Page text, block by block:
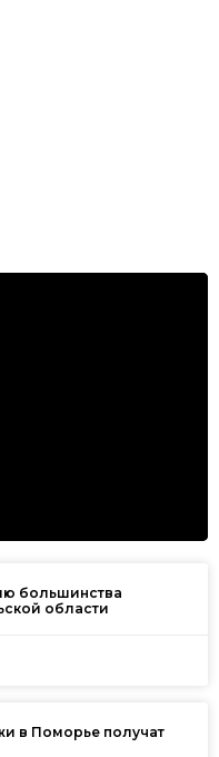
большинства
области
в Поморье получат